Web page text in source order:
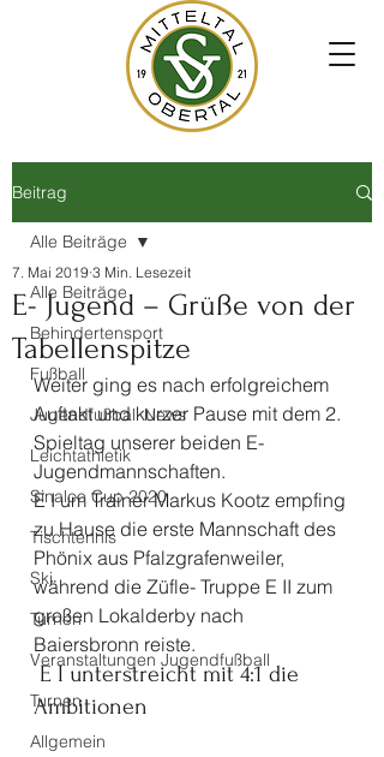
Beitrag
Alle Beiträge
Behindertensport
Fußball
Jugendfußball News
Leichtathletik
Sinalco Cup 2020
Tischtennis
Ski
Turnen
Veranstaltungen Jugendfußball
Turnen
Allgemein
Alle Beiträge
E- Jugend – Grüße von der
Tabellenspitze
7. Mai 2019 3 Min. Lesezeit
Weiter ging es nach erfolgreichem
Auftakt und kurzer Pause mit dem 2.
Spieltag unserer beiden E-
Jugendmannschaften.
E I um Trainer Markus Kootz empfing
zu Hause die erste Mannschaft des
Phönix aus Pfalzgrafenweiler,
während die Züfle- Truppe E II zum
großen Lokalderby nach
Baiersbronn reiste.
E I unterstreicht mit 4:1 die
Ambitionen